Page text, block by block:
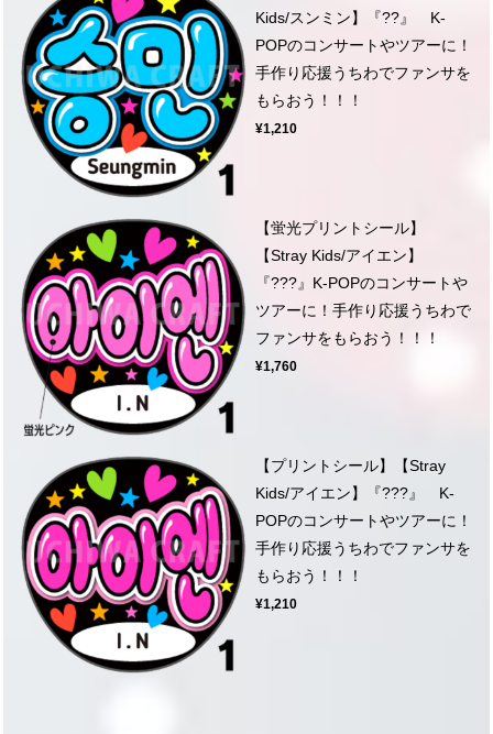
Kids/スンミン】『??』 K-
POPのコンサートやツアーに！
手作り応援うちわでファンサを
もらおう！！！
¥1,210
【蛍光プリントシール】
【Stray Kids/アイエン】
『???』K-POPのコンサートや
ツアーに！手作り応援うちわで
ファンサをもらおう！！！
¥1,760
【プリントシール】【Stray
Kids/アイエン】『???』 K-
POPのコンサートやツアーに！
手作り応援うちわでファンサを
もらおう！！！
¥1,210